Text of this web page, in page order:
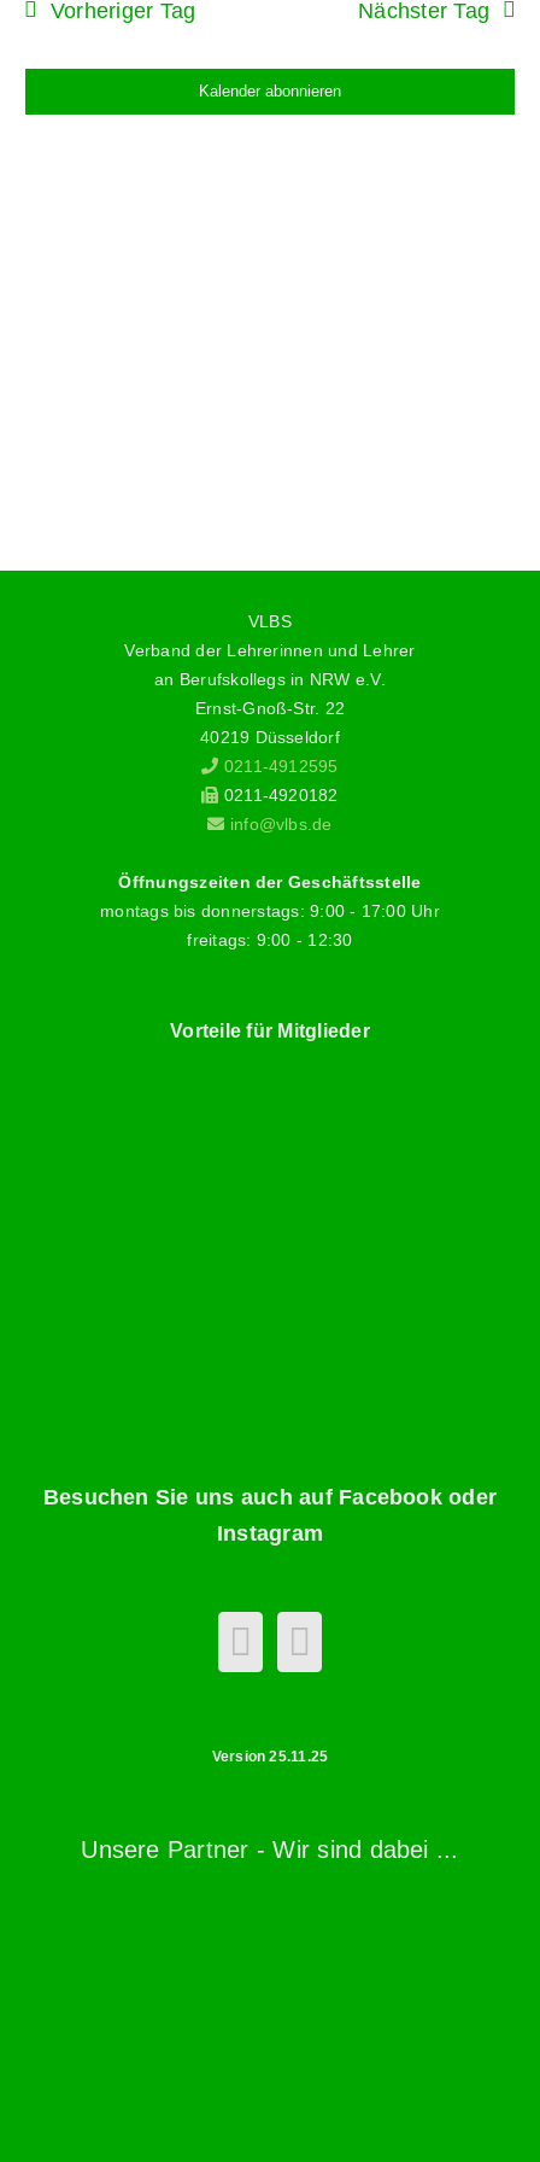
Vorheriger Tag Nächster Tag
Kalender abonnieren
VLBS
Verband der Lehrerinnen und Lehrer
an Berufskollegs in NRW e.V.
Ernst-Gnoß-Str. 22
40219 Düsseldorf
0211-4912595
0211-4920182
info@vlbs.de
Öffnungszeiten der Geschäftsstelle
montags bis donnerstags: 9:00 - 17:00 Uhr
freitags: 9:00 - 12:30
Vorteile für Mitglieder
Besuchen Sie uns auch auf Facebook oder
Instagram
Version 25.11.25
Unsere Partner - Wir sind dabei ...